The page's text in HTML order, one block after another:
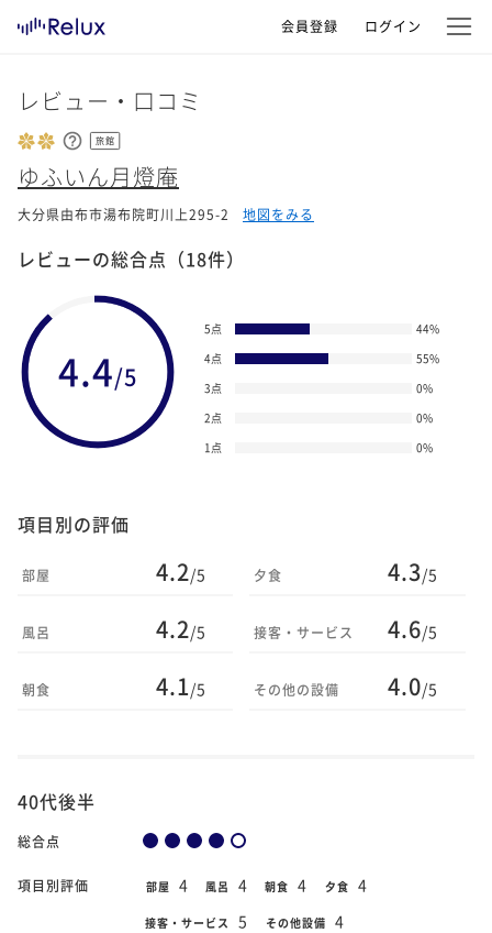
会員登録 ログイン
レビュー・口コミ
旅館
ゆふいん月燈庵
大分県由布市湯布院町川上295-2 地図をみる
レビューの総合点 （18件）
4.4/5
5点 44%
4点
55%
3点
0%
2点
0%
1点
0%
項目別の評価
部屋 4.2/5
風呂 4.2/5
朝食 4.1/5
夕食 4.3/5
接客・サービス 4.6/5
その他の設備 4.0/5
40代後半
総合点
項目別評価 部屋 4 風呂 4 朝食 4 夕食 4
接客・サービス 5 その他設備 4